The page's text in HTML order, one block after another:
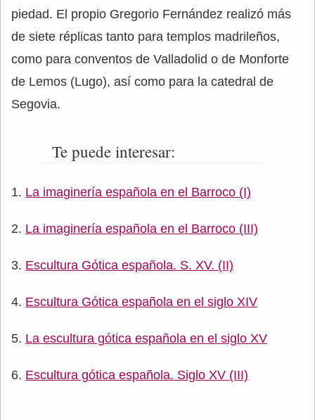
piedad. El propio Gregorio Fernández realizó más
de siete réplicas tanto para templos madrileños,
como para conventos de Valladolid o de Monforte
de Lemos (Lugo), así como para la catedral de
Segovia.
Te puede interesar:
La imaginería española en el Barroco (I)
La imaginería española en el Barroco (III)
Escultura Gótica española. S. XV. (II)
Escultura Gótica española en el siglo XIV
La escultura gótica española en el siglo XV
Escultura gótica española. Siglo XV (III)